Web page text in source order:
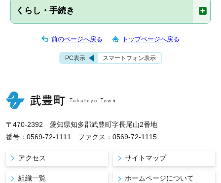
くらし・手続き
前のページへ戻る トップページへ戻る
PC表示 スマートフォン表示
〒470-2392 愛知県知多郡武豊町字長尾山2番地
番号：0569-72-1111 ファクス：0569-72-1115
アクセス サイトマップ
組織一覧 ホームページについて